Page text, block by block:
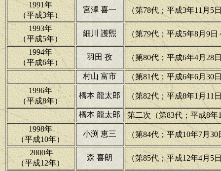
1991年
（平成3年）
宮澤 喜一 （第78代；平成3年11月5
1993年
（平成5年）
細川 護煕 （第79代；平成5年8月9日
1994年
（平成6年）
羽田 孜 （第80代；平成6年4月28
村山 富市
（第81代；平成6年6月30
1996年
（平成8年）
橋本 龍太郎 （第82代；平成8年1月11
橋本 龍太郎
第二次（第83代；平成8年
1998年
（平成10年）
小渕 恵三 （第84代；平成10年7月30
2000年
（平成12年）
森 喜朗 （第85代；平成12年4月5